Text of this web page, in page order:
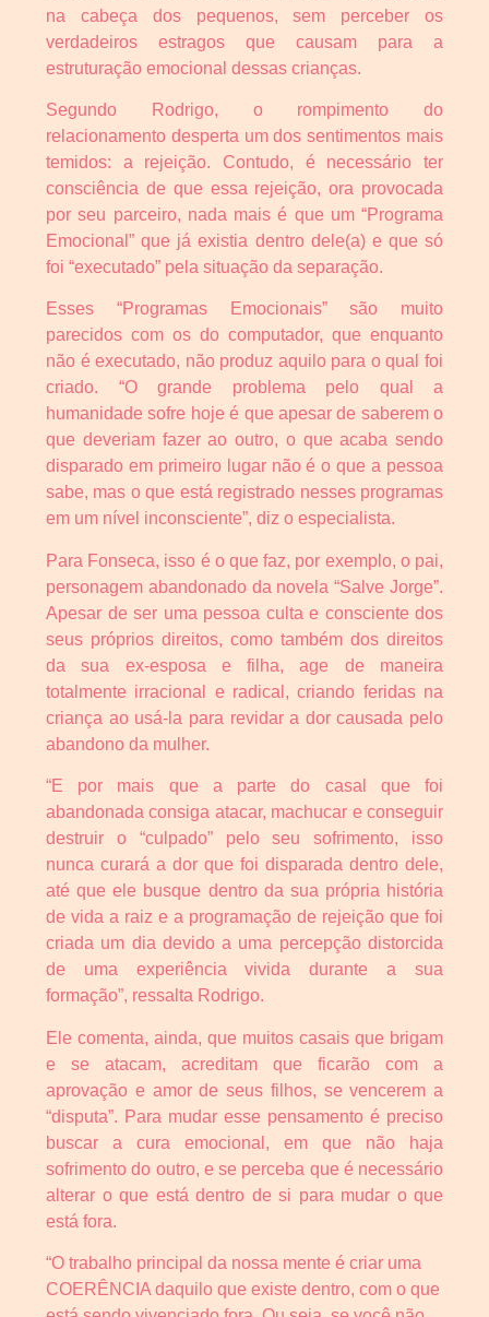
na cabeça dos pequenos, sem perceber os
verdadeiros estragos que causam para a
estruturação emocional dessas crianças.
Segundo Rodrigo, o rompimento do
relacionamento desperta um dos sentimentos mais
temidos: a rejeição. Contudo, é necessário ter
consciência de que essa rejeição, ora provocada
por seu parceiro, nada mais é que um “Programa
Emocional” que já existia dentro dele(a) e que só
foi “executado” pela situação da separação.
Esses “Programas Emocionais” são muito
parecidos com os do computador, que enquanto
não é executado, não produz aquilo para o qual foi
criado. “O grande problema pelo qual a
humanidade sofre hoje é que apesar de saberem o
que deveriam fazer ao outro, o que acaba sendo
disparado em primeiro lugar não é o que a pessoa
sabe, mas o que está registrado nesses programas
em um nível inconsciente”, diz o especialista.
Para Fonseca, isso é o que faz, por exemplo, o pai,
personagem abandonado da novela “Salve Jorge”.
Apesar de ser uma pessoa culta e consciente dos
seus próprios direitos, como também dos direitos
da sua ex-esposa e filha, age de maneira
totalmente irracional e radical, criando feridas na
criança ao usá-la para revidar a dor causada pelo
abandono da mulher.
“E por mais que a parte do casal que foi
abandonada consiga atacar, machucar e conseguir
destruir o “culpado” pelo seu sofrimento, isso
nunca curará a dor que foi disparada dentro dele,
até que ele busque dentro da sua própria história
de vida a raiz e a programação de rejeição que foi
criada um dia devido a uma percepção distorcida
de uma experiência vivida durante a sua
formação”, ressalta Rodrigo.
Ele comenta, ainda, que muitos casais que brigam
e se atacam, acreditam que ficarão com a
aprovação e amor de seus filhos, se vencerem a
“disputa”. Para mudar esse pensamento é preciso
buscar a cura emocional, em que não haja
sofrimento do outro, e se perceba que é necessário
alterar o que está dentro de si para mudar o que
está fora.
“O trabalho principal da nossa mente é criar uma
COERÊNCIA daquilo que existe dentro, com o que